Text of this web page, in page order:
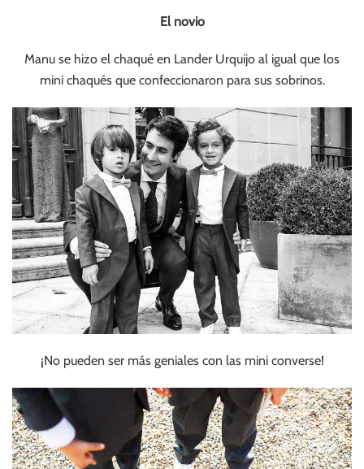
El novio
Manu se hizo el chaqué en Lander Urquijo al igual que los
mini chaqués que confeccionaron para sus sobrinos.
¡No pueden ser más geniales con las mini converse!